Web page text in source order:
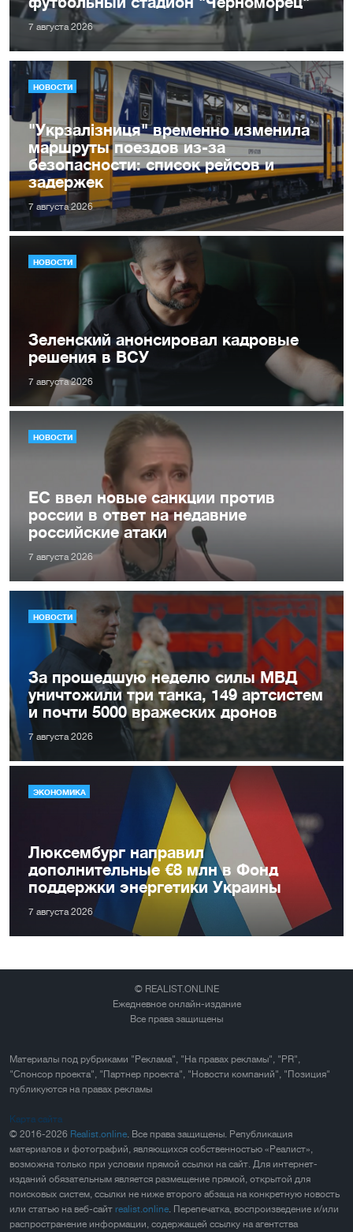
7 августа 2026
НОВОСТИ
"Укрзалізниця" временно изменила
маршруты поездов из-за
безопасности: список рейсов и
задержек
7 августа 2026
НОВОСТИ
Зеленский анонсировал кадровые
решения в ВСУ
7 августа 2026
НОВОСТИ
ЕС ввел новые санкции против
россии в ответ на недавние
российские атаки
7 августа 2026
НОВОСТИ
За прошедшую неделю силы МВД
уничтожили три танка, 149 артсистем
и почти 5000 вражеских дронов
7 августа 2026
ЭКОНОМИКА
Люксембург направил
дополнительные €8 млн в Фонд
поддержки энергетики Украины
7 августа 2026
© REALIST.ONLINE
Ежедневное онлайн-издание
Все права защищены
Материалы под рубриками "Реклама", "На правах рекламы", "PR",
"Спонсор проекта", "Партнер проекта", "Новости компаний", "Позиция"
публикуются на правах рекламы
Карта сайта
© 2016-2026 Realist.online. Все права защищены. Републикация
материалов и фотографий, являющихся собственностью «Реалист»,
возможна только при условии прямой ссылки на сайт. Для интернет-
изданий обязательным является размещение прямой, открытой для
поисковых систем, ссылки не ниже второго абзаца на конкретную новость
или статью на веб-сайт realist.online. Перепечатка, воспроизведение и/или
распространение информации, содержащей ссылку на агентства